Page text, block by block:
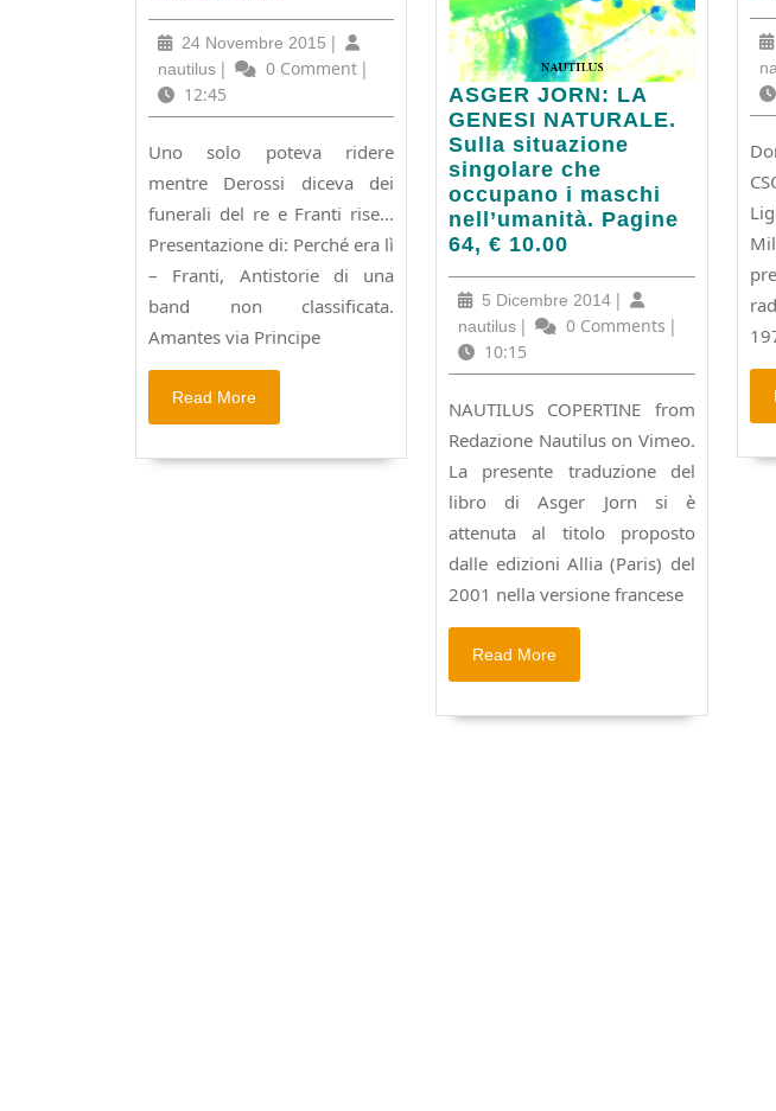
la
presentazione
di:
Perchè
lì
–
Franti
antistorie
di
una
band
non
24 Novembre 2015 24
Novembre
|
nautilus nautilus
| 0 Comment |
12:45
Uno solo poteva ridere
mentre Derossi diceva dei
funerali del re e Franti rise…
Presentazione di: Perché era lì
– Franti, Antistorie di una
band non classificata.
Amantes via Principe
Read More
ASGER JORN: LA
GENESI NATURALE.
Sulla situazione
singolare che
occupano i maschi
nell’umanità. Pagine
64, € 10.00
ASGER
JORN:
LA
GENESI
NATURALE.
Sulla
situazione
che
occupano
maschi
Pagine
64,
€
10.00
5 Dicembre 2014 5
Dicembre
|
nautilus nautilus
| 0 Comments |
10:15
NAUTILUS COPERTINE from
Redazione Nautilus on Vimeo.
La presente traduzione del
libro di Asger Jorn si è
attenuta al titolo proposto
dalle edizioni Allia (Paris) del
2001 nella versione francese
Read More
–
di
La
in
e
a